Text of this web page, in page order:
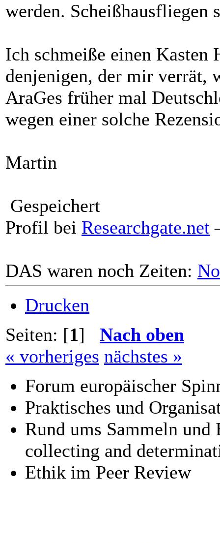
werden. Scheißhausfliegen
Ich schmeiße einen Kasten
denjenigen, der mir verrät,
AraGes früher mal
wegen einer solche
Martin
Gespeichert
Profil bei Researchgate.net
DAS waren noch Zeiten:
Drucken
Seiten: [1] Nach oben
« vorheriges nächstes »
Forum europäischer
Praktisches und
Rund ums Sammeln
collecting and
Ethik im Peer Review